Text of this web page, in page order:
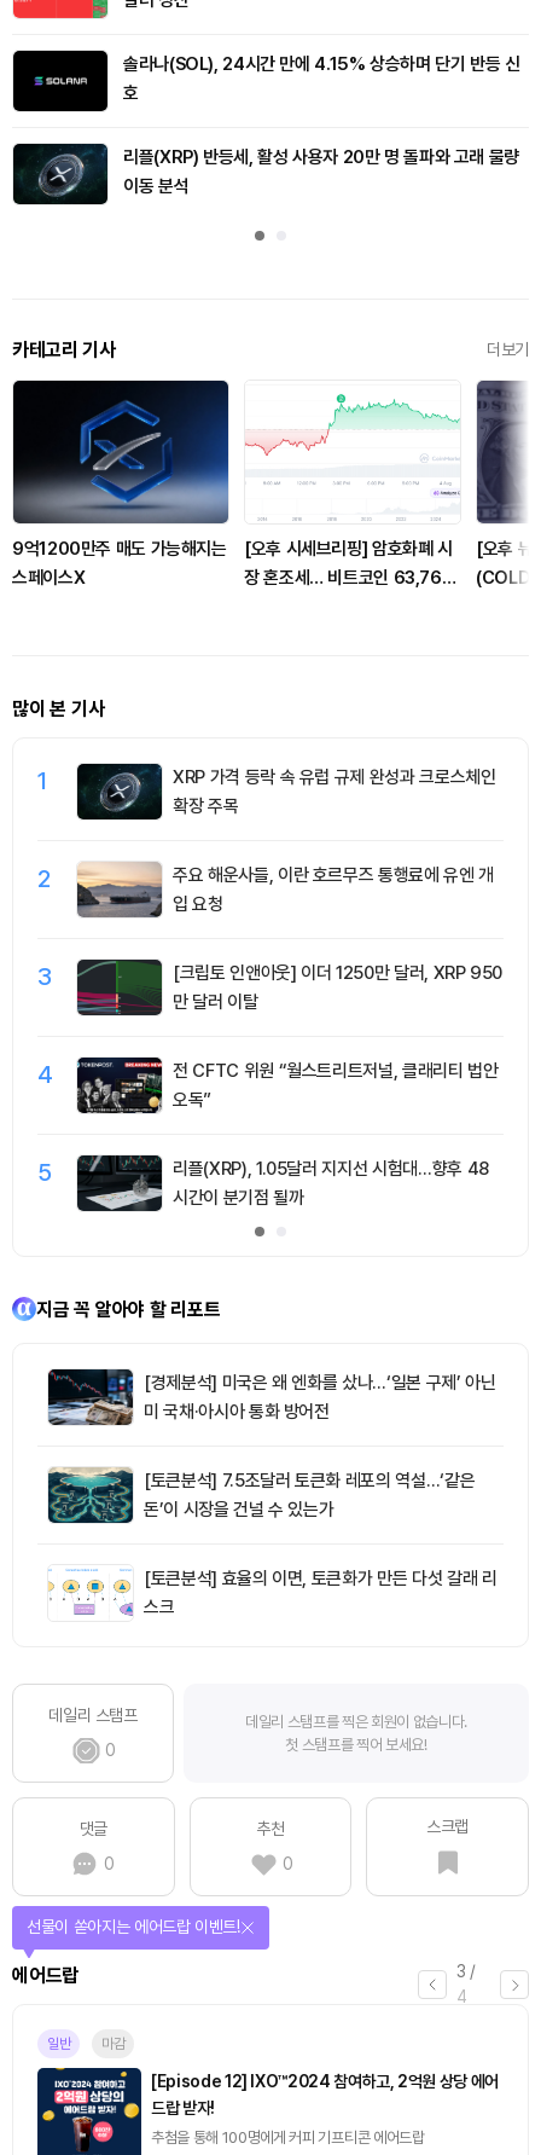
솔라나(SOL), 24시간 만에 4.15% 상승하며 단기 반등 신
호
리플(XRP) 반등세, 활성 사용자 20만 명 돌파와 고래 물량
이동 분석
카테고리 기사 더보기
9억1200만주 매도 가능해지는
스페이스X
[오후 시세브리핑] 암호화폐 시
장 혼조세… 비트코인 63,761
[오후 뉴
많이 본 기사
1
XRP 가격 등락 속 유럽 규제 완성과 크로스체인
확장 주목
2
주요 해운사들, 이란 호르무즈 통행료에 유엔 개
입 요청
3
[크립토 인앤아웃] 이더 1250만 달러, XRP 950
만 달러 이탈
4
전 CFTC 위원 “월스트리트저널, 클래리티 법안
오독”
5
리플(XRP), 1.05달러 지지선 시험대…향후 48
시간이 분기점 될까
지금 꼭 알아야 할 리포트
[경제분석] 미국은 왜 엔화를 샀나…‘일본 구제’ 아닌
미 국채·아시아 통화 방어전
[토큰분석] 7.5조달러 토큰화 레포의 역설…‘같은
돈’이 시장을 건널 수 있는가
[토큰분석] 효율의 이면, 토큰화가 만든 다섯 갈래 리
스크
데일리 스탬프
0
데일리 스탬프를 찍은 회원이 없습니다.
첫 스탬프를 찍어 보세요!
댓글
0
추천
0
스크랩
3 /
4
에어드랍
선물이 쏟아지는 에어드랍 이벤트!
일반 마감
[Episode 12] IXO™2024 참여하고, 2억원 상당 에어
드랍 받자!
추첨을 통해 100명에게 커피 기프티콘 에어드랍